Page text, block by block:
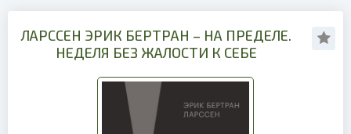
ЛАРССЕН ЭРИК БЕРТРАН – НА ПРЕДЕЛЕ.
НЕДЕЛЯ БЕЗ ЖАЛОСТИ К СЕБЕ